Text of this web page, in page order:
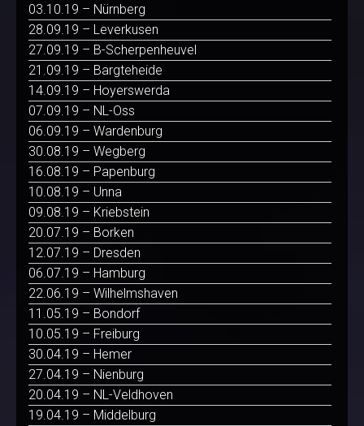
03.10.19 – Nürnberg
28.09.19 – Leverkusen
27.09.19 – B-Scherpenheuvel
21.09.19 – Bargteheide
14.09.19 – Hoyerswerda
07.09.19 – NL-Oss
06.09.19 – Wardenburg
30.08.19 – Wegberg
16.08.19 – Papenburg
10.08.19 – Unna
09.08.19 – Kriebstein
20.07.19 – Borken
12.07.19 – Dresden
06.07.19 – Hamburg
22.06.19 – Wilhelmshaven
11.05.19 – Bondorf
10.05.19 – Freiburg
30.04.19 – Hemer
27.04.19 – Nienburg
20.04.19 – NL-Veldhoven
19.04.19 – Middelburg